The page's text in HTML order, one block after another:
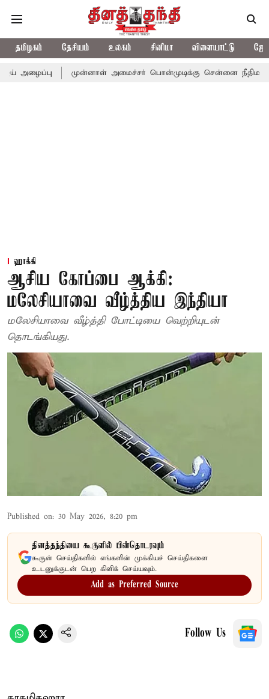
தமிழகம் தேசியம் உலகம் சினிமா விளையாட்டு
முன்னாள் அமைச்சர் பொன்முடிக்கு சென்னை நீதிமன்றம்
ஹாக்கி
ஆசிய கோப்பை ஆக்கி:
மலேசியாவை வீழ்த்திய இந்தியா
மலேசியாவை வீழ்த்தி போட்டியை வெற்றியுடன்
தொடங்கியது.
Published on: 30 May 2026, 8:20 pm
தினத்தந்தியை கூகுளில் பின்தொடரவும்
கூகுள் செய்திகளில் எங்களின் முக்கியச் செய்திகளை
உடனுக்குடன் பெற கிளிக் செய்யவும்.
Add as Preferred Source
Follow Us